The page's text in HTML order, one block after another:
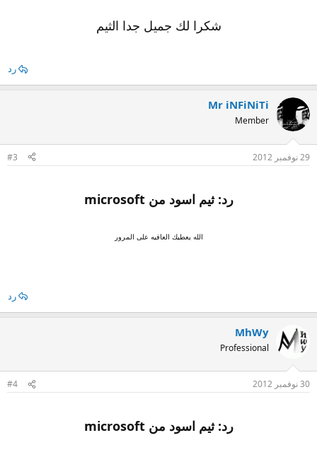
شكرا لك جميل جدا الثيم
رد
Mr iNFiNiTi
Member
29 نوفمبر 2012 #3
رد: ثيم اسود من microsoft
الله يعطيك العافيه على المرور
رد
MhWy
Professional
30 نوفمبر 2012 #4
رد: ثيم اسود من microsoft